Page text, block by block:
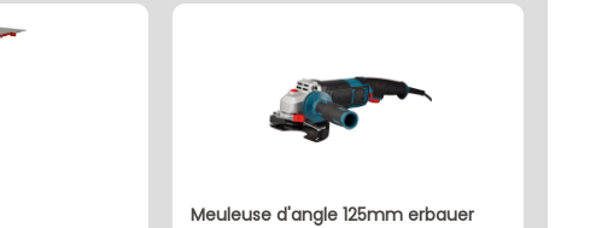
meuleuse d'angle 125mm erbauer